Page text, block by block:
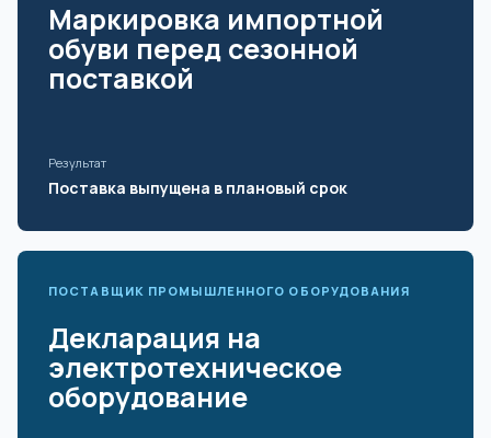
Маркировка импортной
обуви перед сезонной
поставкой
Результат
Поставка выпущена в плановый срок
ПОСТАВЩИК ПРОМЫШЛЕННОГО ОБОРУДОВАНИЯ
Декларация на
электротехническое
оборудование